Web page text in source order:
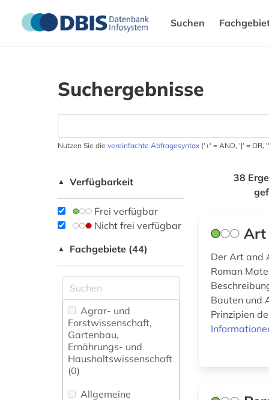
Suchen
Suchergebnisse
Nutzen Sie die vereinfachte Abfragesyntax ('+' = AND, '|' = OR,
▲ Verfügbarkeit
Frei verfügbar
Nicht frei verfügbar
▲ Fachgebiete (44)
Agrar- und
Forstwissenschaft,
Gartenbau,
Ernährungs- und
Haushaltswissenschaft
(0)
Allgemeine
38
Art
Der Art and
Roman
Bauten und
Prinzipien